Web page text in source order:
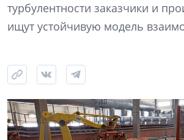
турбулентности заказчики и
ищут устойчивую модель